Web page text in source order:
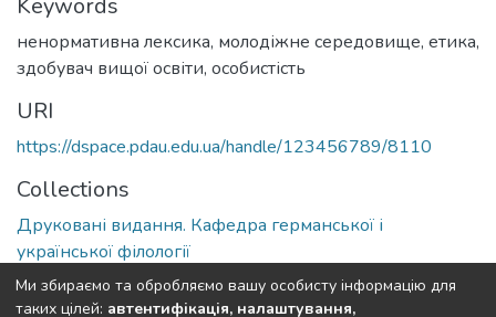
Keywords
ненормативна лексика, молодіжне середовище, етика,
здобувач вищої освіти, особистість
URI
https://dspace.pdau.edu.ua/handle/123456789/8110
Collections
Друковані видання. Кафедра германської і
української філології
Full item page
Ми збираємо та обробляємо вашу особисту інформацію для
таких цілей: автентифікація, налаштування,